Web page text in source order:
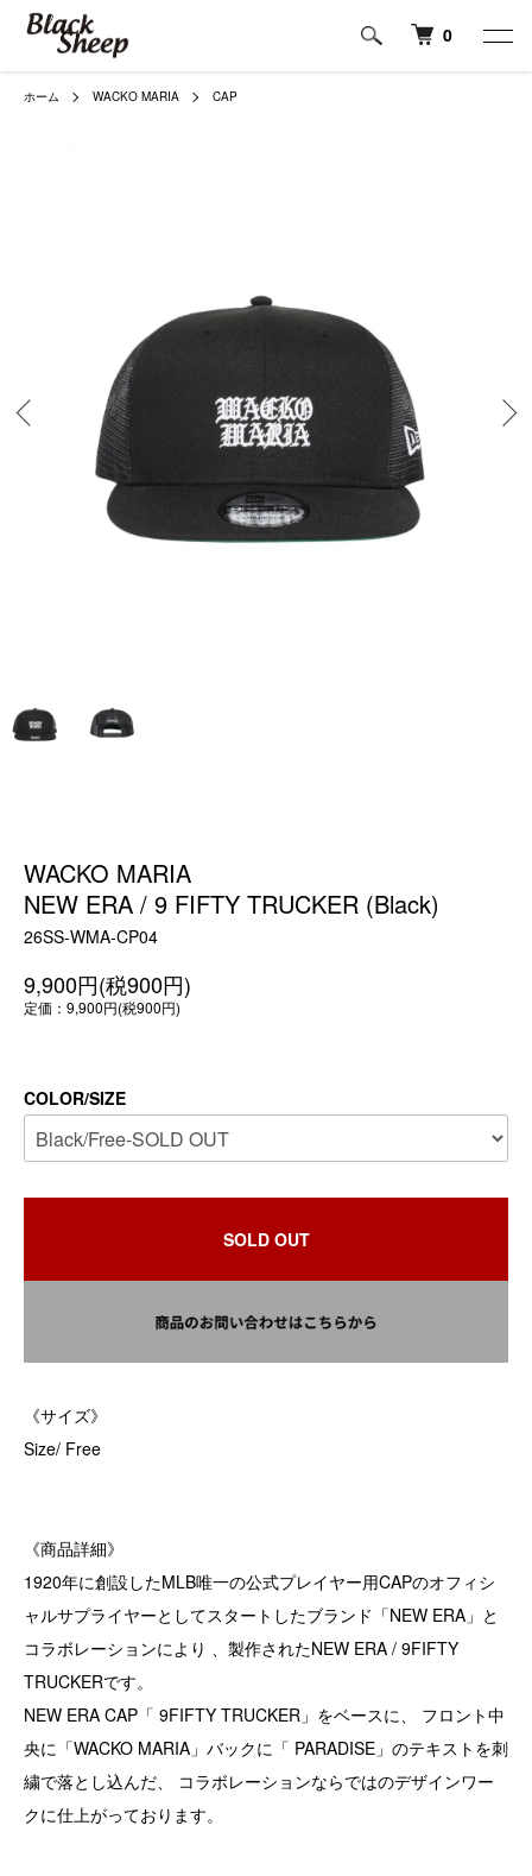
0
ホーム WACKO MARIA CAP
WACKO MARIA
NEW ERA / 9 FIFTY TRUCKER (Black)
26SS-WMA-CP04
9,900円(税900円)
定価：9,900円(税900円)
COLOR/SIZE
SOLD OUT
《サイズ》
Size/ Free
《商品詳細》
1920年に創設したMLB唯一の公式プレイヤー用CAPのオフィシ
ャルサプライヤーとしてスタートしたブランド「NEW ERA」と
コラボレーションにより 、製作されたNEW ERA / 9FIFTY
TRUCKERです。
NEW ERA CAP「 9FIFTY TRUCKER」をベースに、 フロント中
央に「WACKO MARIA」バックに「 PARADISE」のテキストを刺
繍で落とし込んだ、 コラボレーションならではのデザインワー
クに仕上がっております。